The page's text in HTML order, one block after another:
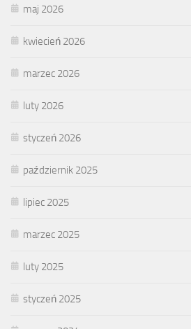
maj 2026
kwiecień 2026
marzec 2026
luty 2026
styczeń 2026
październik 2025
lipiec 2025
marzec 2025
luty 2025
styczeń 2025